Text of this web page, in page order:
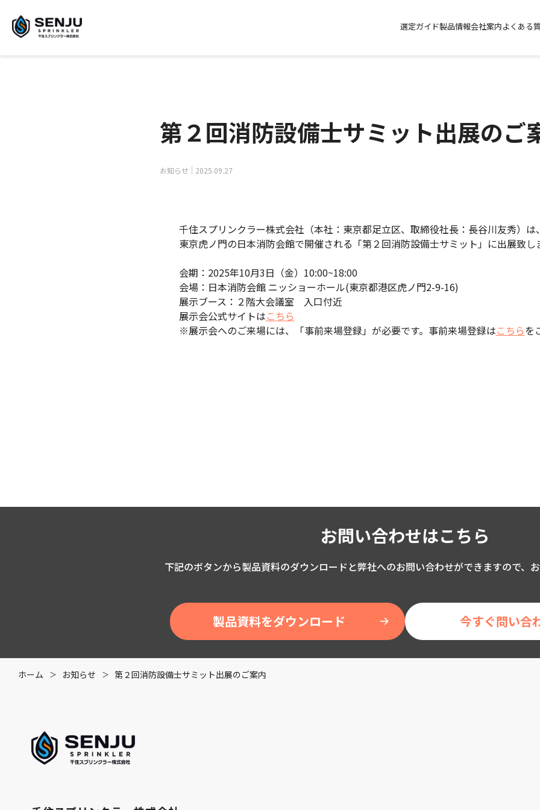
選定ガイド製品情報会社案内よくある
第２回消防設備士サミット出展のご
お知らせ 2025.09.27
千住スプリンクラー株式会社（本社：東京都足立区、取締役社長：長谷川友秀）は、
東京虎ノ門の日本消防会館で開催される「第２回消防設備士サミット」に出展致し
会期：2025年10月3日（金）10:00~18:00
会場： 日本消防会館 ニッショーホール(東京都港区虎ノ門2-9-16)
展示ブース：２階大会議室 入口付近
展示会公式サイトはこちら
※展示会へのご来場には、「事前来場登録」が必要です。事前来場登録はこちらを
お問い合わせはこちら
下記のボタンから製品資料のダウンロードと弊社へのお問い合わせができますので、
製品資料をダウンロード 今すぐ問い合
ホーム お知らせ 第２回消防設備士サミット出展のご案内